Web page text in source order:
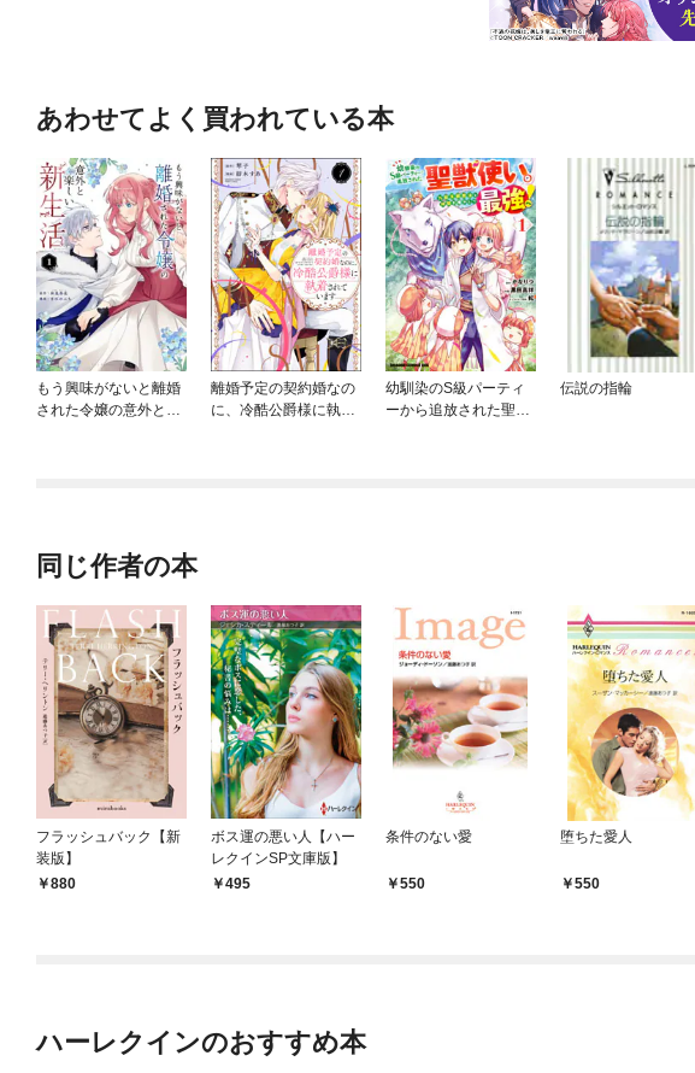
あわせてよく買われている本
もう興味がないと離婚
された令嬢の意外と楽
離婚予定の契約婚なの
に、冷酷公爵様に執着
幼馴染のS級パーティ
ーから追放された聖獣
伝説の指輪
同じ作者の本
フラッシュバック【新
装版】
880
ボス運の悪い人【ハー
レクインSP文庫版】
495
条件のない愛
550
堕ちた愛人
550
ハーレクインのおすすめ本